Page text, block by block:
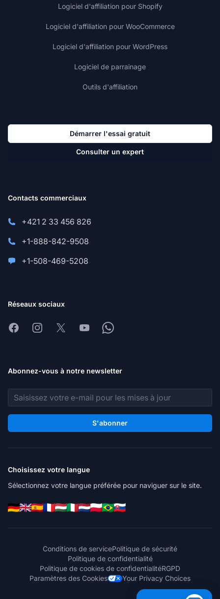
Logiciel d'affiliation pour Shopify
Logiciel d'affiliation pour WooCommerce
Logiciel d'affiliation pour WordPress
Logiciel de parrainage
Outils d'affiliation
Démarrer l'essai gratuit
Consulter un expert
Contacts commerciaux
+421 2 33 456 826
+1-888-842-9508
+1-508-469-5208
Réseaux sociaux
FacebookInstagram
X YoutubeWhatsapp
Abonnez-vous à notre newsletter
Adresse e-mail
S'abonner
Choisissez votre langue
Sélectionnez votre langue préférée pour naviguer sur le site.
Conditions de servicePolitique de sécurité
Politique de confidentialité
Politique de cookies de confidentialitéRGPD
Paramètres des Cookies
Your Privacy Choices